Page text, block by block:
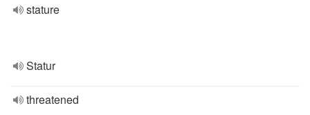
stature
Statur
threatened